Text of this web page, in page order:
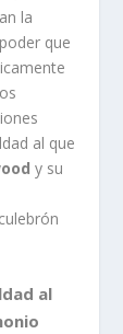
la
que
al que
y su
al